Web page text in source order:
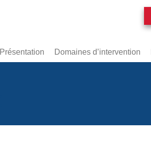
Présentation Domaines d’intervention